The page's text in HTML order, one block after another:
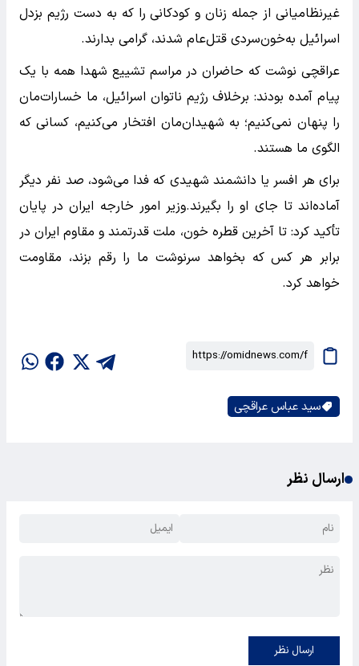
غیرنظامیانی از جمله زنان و کودکانی را که به دست رژیم بزدل
اسرائیل به‌خون‌سردی قتل‌عام شدند، گرامی بدارند.
عراقچی نوشت که حاضران در مراسم تشییع شهدا همه با یک
پیام آمده بودند: برخلاف رژیم ناتوان اسرائیل، ما خسارات‌مان
را پنهان نمی‌کنیم؛ به شهیدان‌مان افتخار می‌کنیم، کسانی که
الگوی ما هستند.
برای هر افسر یا دانشمند شهیدی که فدا می‌شود، صد نفر دیگر
آماده‌اند تا جای او را بگیرند.وزیر امور خارجه ایران در پایان
تأکید کرد: تا آخرین قطره خون، ملت قدرتمند و مقاوم ایران در
برابر هر کس که بخواهد سرنوشت ما را رقم بزند، مقاومت
خواهد کرد.
سید عباس عراقچی
ارسال نظر
ارسال نظر